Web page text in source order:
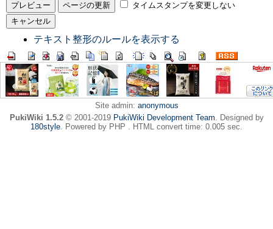
タイムスタンプを変更しない
テキスト整形のルールを表示する
Site admin: anonymous
PukiWiki 1.5.2© 2001-2019 PukiWiki Development Team. Designed by
180style. Powered by PHP . HTML convert time: 0.005 sec.